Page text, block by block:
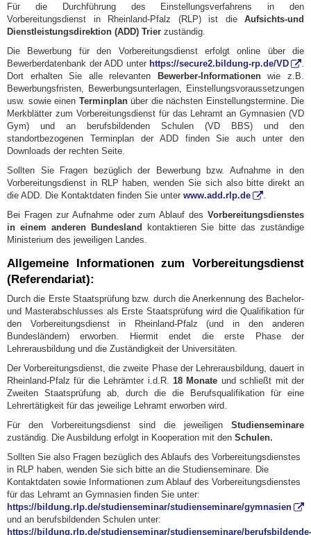
Für die Durchführung des Einstellungsverfahrens in den
Vorbereitungsdienst in Rheinland-Pfalz (RLP) ist die Aufsichts-und
Dienstleistungsdirektion (ADD) Trier zuständig.
Die Bewerbung für den Vorbereitungsdienst erfolgt online über die
Bewerberdatenbank der ADD unter https://secure2.bildung-rp.de/VD
Dort erhalten Sie alle relevanten Bewerber-Informationenwie z.B.
Bewerbungsfristen, Bewerbungsunterlagen, Einstellungsvoraussetzungen
usw. sowie einen Terminplanüber die nächsten Einstellungstermine. Die
Merkblätter zum Vorbereitungsdienst für das Lehramt an Gymnasien (VD
Gym) und an berufsbildenden Schulen (VD BBS) und den
standortbezogenen Terminplan der ADD finden Sie auch unter den
Downloads der rechten Seite.
Sollten Sie Fragen bezüglich der Bewerbung bzw. Aufnahme in den
Vorbereitungsdienst in RLP haben, wenden Sie sich also bitte direkt an
die ADD. Die Kontaktdaten finden Sie unter www.add.rlp.de
.
Bei Fragen zur Aufnahme oder zum Ablauf des Vorbereitungsdienstes
in einem anderen Bundesland kontaktieren Sie bitte das zuständige
Ministerium des jeweiligen Landes.
Allgemeine Informationen zum Vorbereitungsdienst
(Referendariat):
Durch die Erste Staatsprüfung bzw. durch die Anerkennung des Bachelor-
und Masterabschlusses als Erste Staatsprüfung wird die Qualifikation für
den Vorbereitungsdienst in Rheinland-Pfalz (und in den anderen
Bundesländern) erworben. Hiermit endet die erste Phase der
Lehrerausbildung und die Zuständigkeit der Universitäten.
Der Vorbereitungsdienst, die zweite Phase der Lehrerausbildung, dauert in
Rheinland-Pfalz für die Lehrämter i.d.R. 18 Monate und schließt mit der
Zweiten Staatsprüfung ab, durch die die Berufsqualifikation für eine
Lehrertätigkeit für das jeweilige Lehramt erworben wird.
Für den Vorbereitungsdienst sind die jeweiligen Studienseminare
zuständig. Die Ausbildung erfolgt in Kooperation mit den Schulen.
Sollten Sie also Fragen bezüglich des Ablaufs des Vorbereitungsdienstes
in RLP haben, wenden Sie sich bitte an die Studienseminare. Die
Kontaktdaten sowie Informationen zum Ablauf des Vorbereitungsdienstes
für das Lehramt an Gymnasien finden Sie unter:
https://bildung.rlp.de/studienseminar/studienseminare/gymnasien
und an berufsbildenden Schulen unter:
https://bildung.rlp.de/studienseminar/studienseminare/berufsbildende-